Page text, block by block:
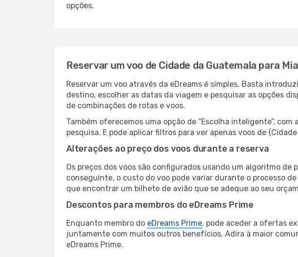
opções.
Reservar um voo de Cidade da Guatemala para
Reservar um voo através da eDreams é simples. Basta
destino, escolher as datas da viagem e pesquisar as opções
de combinações de rotas e voos.
Também oferecemos uma opção de “Escolha inteligente”,
pesquisa. E pode aplicar filtros para ver apenas voos de
Alterações ao preço dos voos durante a reserva
Os preços dos voos são configurados usando um algoritmo
conseguinte, o custo do voo pode variar durante o processo
que encontrar um bilhete de avião que se adeque ao seu
Descontos para membros do eDreams Prime
Enquanto membro do eDreams Prime, pode aceder a ofertas
juntamente com muitos outros benefícios. Adira à maior
eDreams Prime.